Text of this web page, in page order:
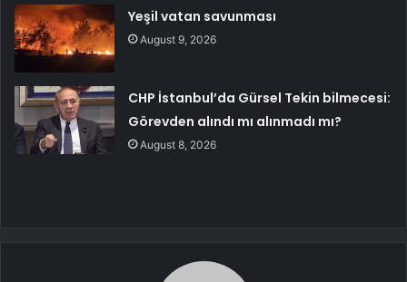
Yeşil vatan savunması
August 9, 2026
CHP İstanbul’da Gürsel Tekin bilmecesi:
Görevden alındı mı alınmadı mı?
August 8, 2026